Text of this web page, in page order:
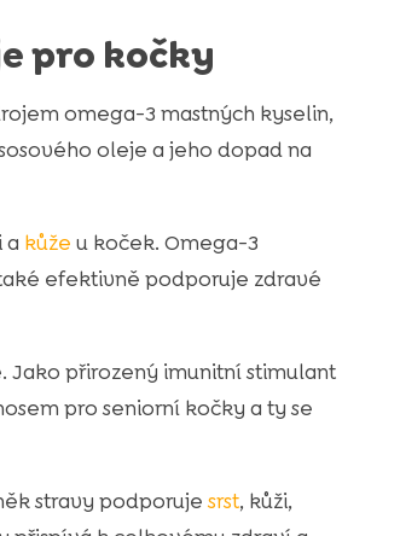
pro kočky
omega-3 mastných kyselin,
oleje a jeho dopad na
a kůže u koček. Omega-3
efektivně podporuje zdravé
Jako přirozený imunitní stimulant
pro seniorní kočky a ty se
stravy podporuje srst, kůži,